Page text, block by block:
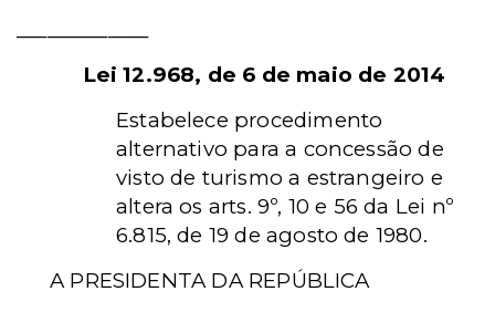
Lei 12.968, de 6 de maio de 2014
Estabelece procedimento
alternativo para a concessão de
visto de turismo a estrangeiro e
altera os arts. 9º, 10 e 56 da Lei nº
6.815, de 19 de agosto de 1980.
A PRESIDENTA DA REPÚBLICA